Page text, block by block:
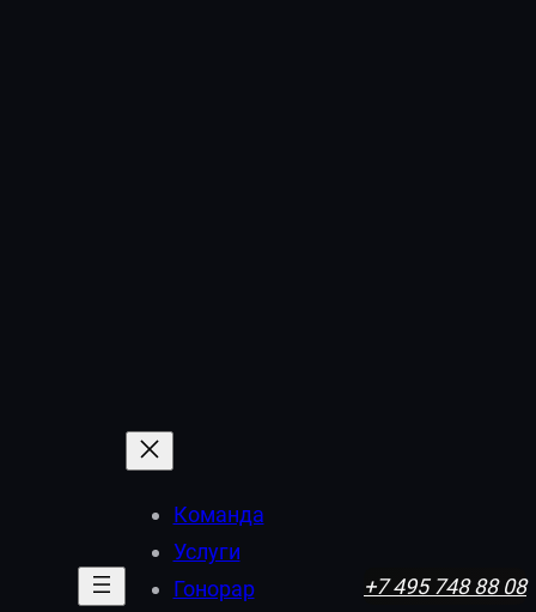
Команда
Услуги
Гонорар
+7 495 748 88 08